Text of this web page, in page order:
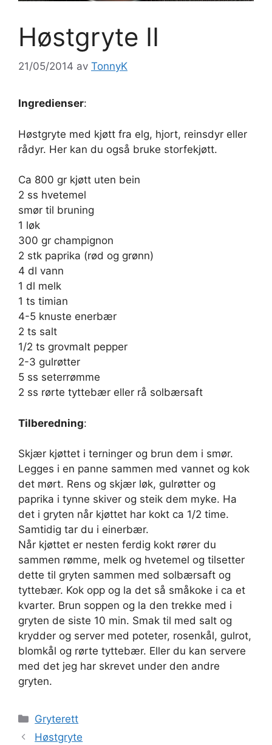
Høstgryte II
21/05/2014 av TonnyK
Ingredienser:
Høstgryte med kjøtt fra elg, hjort, reinsdyr eller
rådyr. Her kan du også bruke storfekjøtt.
Ca 800 gr kjøtt uten bein
2 ss hvetemel
smør til bruning
1 løk
300 gr champignon
2 stk paprika (rød og grønn)
4 dl vann
1 dl melk
1 ts timian
4-5 knuste enerbær
2 ts salt
1/2 ts grovmalt pepper
2-3 gulrøtter
5 ss seterrømme
2 ss rørte tyttebær eller rå solbærsaft
Tilberedning:
Skjær kjøttet i terninger og brun dem i smør.
Legges i en panne sammen med vannet og kok
det mørt. Rens og skjær løk, gulrøtter og
paprika i tynne skiver og steik dem myke. Ha
det i gryten når kjøttet har kokt ca 1/2 time.
Samtidig tar du i einerbær.
Når kjøttet er nesten ferdig kokt rører du
sammen rømme, melk og hvetemel og tilsetter
dette til gryten sammen med solbærsaft og
tyttebær. Kok opp og la det så småkoke i ca et
kvarter. Brun soppen og la den trekke med i
gryten de siste 10 min. Smak til med salt og
krydder og server med poteter, rosenkål, gulrot,
blomkål og rørte tyttebær. Eller du kan servere
med det jeg har skrevet under den andre
gryten.
Kategorier
Gryterett
Høstgryte